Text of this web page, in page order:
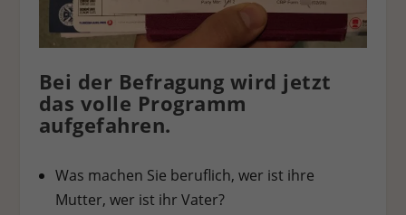
Bei der Befragung wird jetzt
das volle Programm
aufgefahren.
Was machen Sie beruflich, wer ist ihre
Mutter, wer ist ihr Vater?